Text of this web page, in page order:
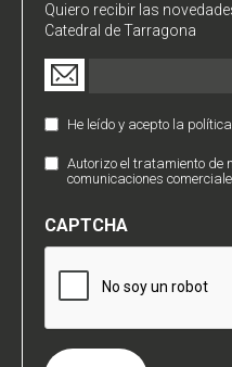
Quiero recibir las
Catedral de Tarragona
Email
(Obligatorio)
Política
de
Privacidad
He leído y acepto la
Comunicaciones
Comerciales
Autorizo el tratamiento de
comunicaciones
CAPTCHA